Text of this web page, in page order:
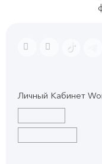
Личный Кабинет